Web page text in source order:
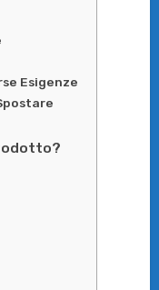
Esigenze